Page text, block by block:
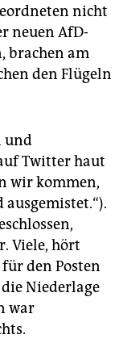
nicht
neuen AfD-
brachen am
den Flügeln
und
Twitter haut
wir kommen,
Viele, hört
den Posten
Niederlage
war